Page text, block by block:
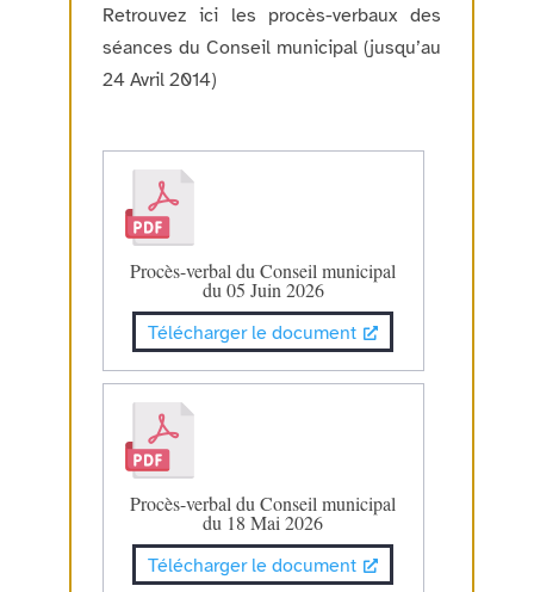
Retrouvez ici les procès-verbaux des
séances du Conseil municipal (jusqu’au
24 Avril 2014)
Procès-verbal du Conseil municipal
du 05 Juin 2026
Télécharger le document
Procès-verbal du Conseil municipal
du 18 Mai 2026
Télécharger le document